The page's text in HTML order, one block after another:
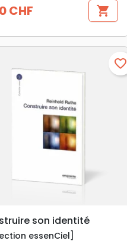
CHF shopping_cart
searchAPERÇU RAPIDE
favorite_border
son identité
essenCiel]